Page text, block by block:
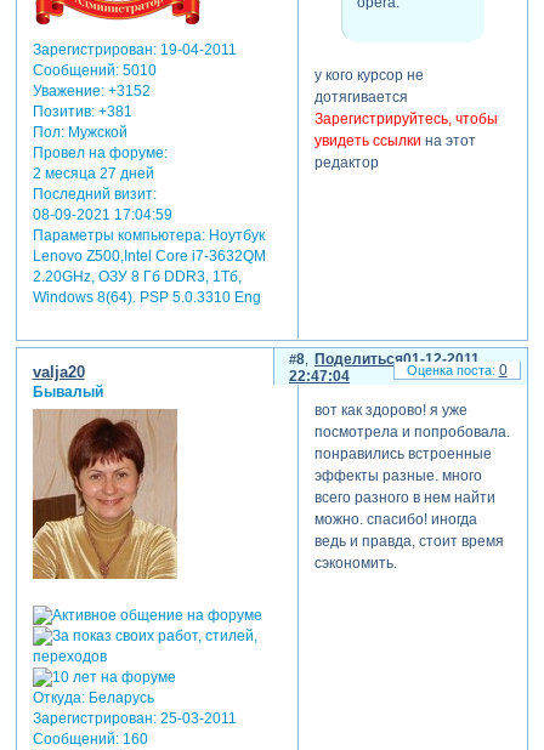
Зарегистрирован: 19-04-2011
Сообщений:5010
Уважение: +3152
Позитив: +381
Пол:Мужской
Провел на форуме:
2 месяца 27 дней
Последний визит:
08-09-2021 17:04:59
Параметры компьютера:Ноутбук
Lenovo Z500,Intel Core i7-3632QM
2.20GHz, ОЗУ 8 Гб DDR3, 1Тб,
Windows 8(64). PSP 5.0.3310 Eng
у кого курсор не
дотягивается
Зарегистрируйтесь, чтобы
увидеть ссылки на этот
редактор
Поделиться
8
01-12-2011
22:47:04
valja20
Бывалый
Откуда:Беларусь
Зарегистрирован: 25-03-2011
Сообщений:160
вот как здорово! я уже
посмотрела и попробовала.
понравились встроенные
эффекты разные. много
всего разного в нем найти
можно. спасибо! иногда
ведь и правда, стоит время
сэкономить.
0